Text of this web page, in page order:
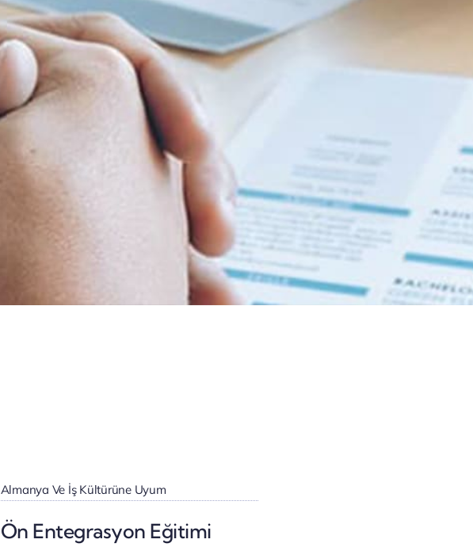
Almanya Ve İş Kültürüne Uyum
Ön Entegrasyon Eğitimi